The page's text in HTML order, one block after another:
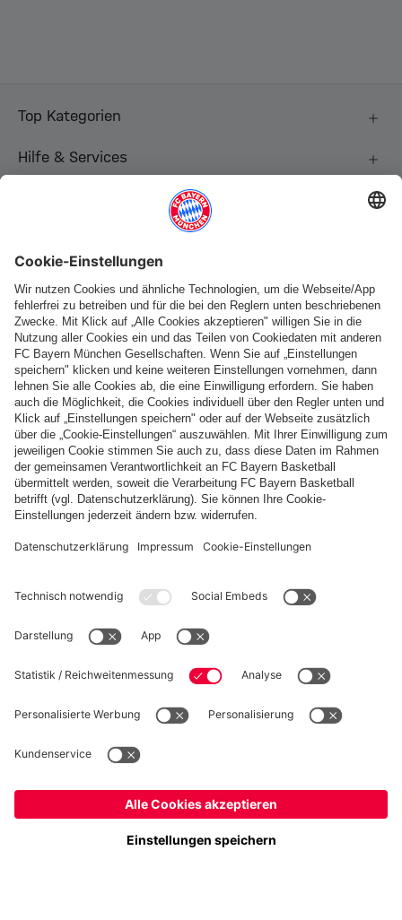
Top Kategorien
Hilfe & Services
Folge uns
Zahlung & Lieferung
FC Bayern Store App
WIDERRUF
Datenschutz
Cookie Details
Preise inklusive MwSt. und zzgl. Versandkosten
© FC Bayern München AG
FC Bayern München AG, Säbener Str. 51-57, 81547 München
Ja,Österreich, um dorthin zu liefern!
Weltweit, um dorthin zu liefern!